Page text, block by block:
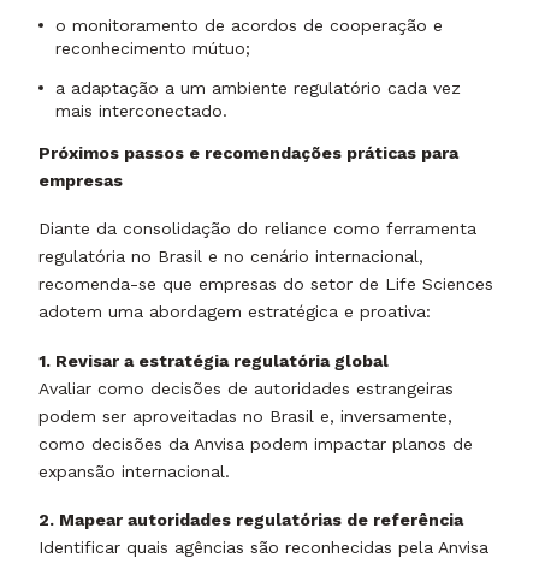
o monitoramento de acordos de cooperação e
reconhecimento mútuo;
a adaptação a um ambiente regulatório cada vez
mais interconectado.
Próximos passos e recomendações práticas para
empresas
Diante da consolidação do reliance como ferramenta
regulatória no Brasil e no cenário internacional,
recomenda-se que empresas do setor de Life Sciences
adotem uma abordagem estratégica e proativa:
1. Revisar a estratégia regulatória global
Avaliar como decisões de autoridades estrangeiras
podem ser aproveitadas no Brasil e, inversamente,
como decisões da Anvisa podem impactar planos de
expansão internacional.
2. Mapear autoridades regulatórias de referência
Identificar quais agências são reconhecidas pela Anvisa